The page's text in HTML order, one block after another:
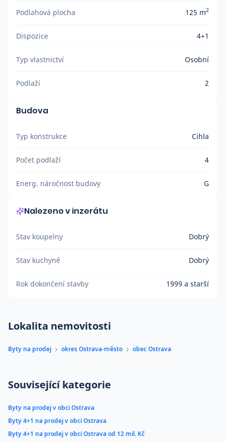
Podlahová plocha 125 m2
Dispozice 4+1
Typ vlastnictví Osobní
Podlaží 2
Budova
Typ konstrukce Cihla
Počet podlaží 4
Energ. náročnost budovy G
Nalezeno v inzerátu
Stav koupelny Dobrý
Stav kuchyně Dobrý
Rok dokončení stavby 1999 a starší
Lokalita nemovitosti
Byty na prodej okres Ostrava-město obec Ostrava
Související kategorie
Byty na prodej v obci Ostrava
Byty 4+1 na prodej v obci Ostrava
Byty 4+1 na prodej v obci Ostrava od 12 mil. Kč